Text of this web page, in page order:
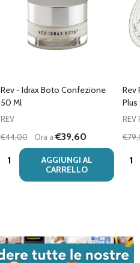
Rev - Idrax Boto Confezione
50 Ml
REV
€44,00
Ora a€39,60
Quantità:
AGGIUNGI AL
CARRELLO
Rev
REV